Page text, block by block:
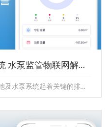
集水池水泵智慧监管系统 水泵监管物联网解决方案
在许多工业和民用领域，集水池及水泵系统起着关键的排水和供水作用。该系统由传感器、物联网测控终端设备、监控平台和控制设备组...